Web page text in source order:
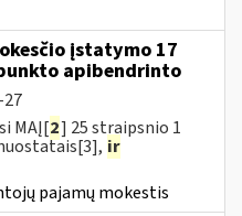
įstatymo 17
apibendrinto
MAĮ[2] 25 straipsnio 1
ir
pajamų mokestis